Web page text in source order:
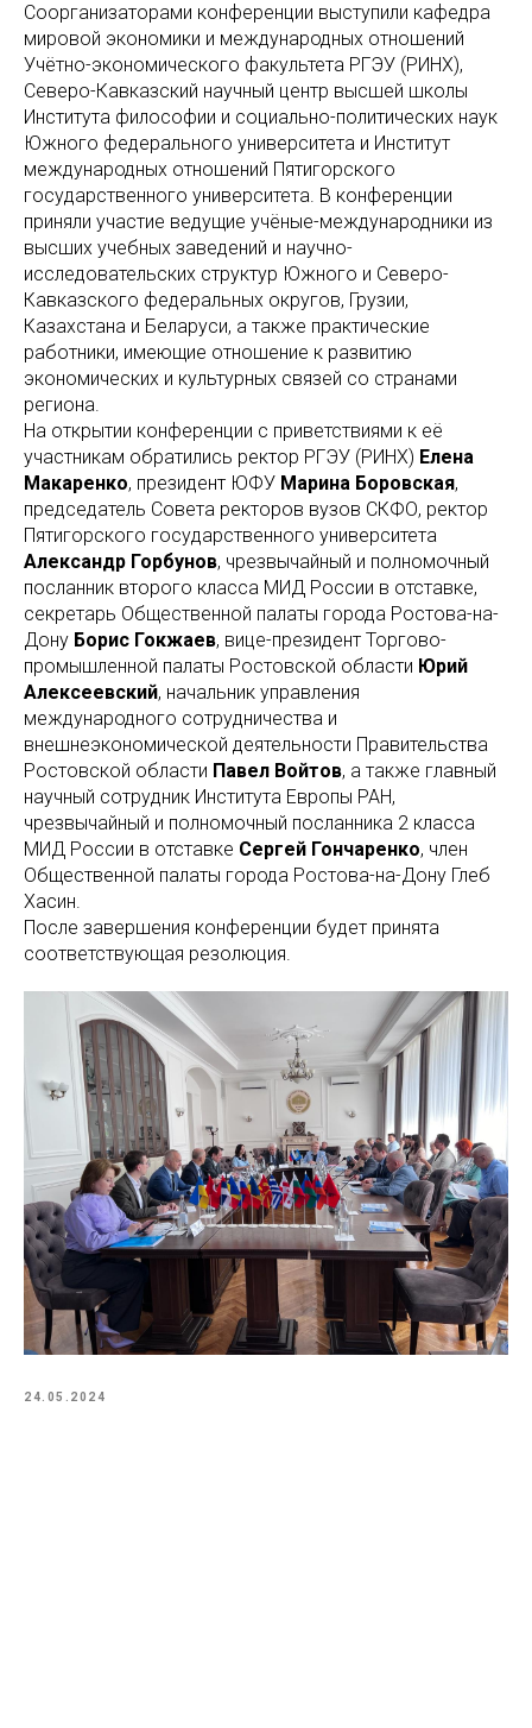
Соорганизаторами конференции выступили кафедра
мировой экономики и международных отношений
Учётно-экономического факультета РГЭУ (РИНХ),
Северо-Кавказский научный центр высшей школы
Института философии и социально-политических наук
Южного федерального университета и Институт
международных отношений Пятигорского
государственного университета. В конференции
приняли участие ведущие учёные-международники из
высших учебных заведений и научно-
исследовательских структур Южного и Северо-
Кавказского федеральных округов, Грузии,
Казахстана и Беларуси, а также практические
работники, имеющие отношение к развитию
экономических и культурных связей со странами
региона.
На открытии конференции с приветствиями к её
участникам обратились ректор РГЭУ (РИНХ) Елена
Макаренко, президент ЮФУ Марина Боровская,
председатель Совета ректоров вузов СКФО, ректор
Пятигорского государственного университета
Александр Горбунов, чрезвычайный и полномочный
посланник второго класса МИД России в отставке,
секретарь Общественной палаты города Ростова-на-
Дону Борис Гокжаев, вице-президент Торгово-
промышленной палаты Ростовской области Юрий
Алексеевский, начальник управления
международного сотрудничества и
внешнеэкономической деятельности Правительства
Ростовской области Павел Войтов, а также главный
научный сотрудник Института Европы РАН,
чрезвычайный и полномочный посланника 2 класса
МИД России в отставке Сергей Гончаренко, член
Общественной палаты города Ростова-на-Дону Глеб
Хасин.
После завершения конференции будет принята
соответствующая резолюция.
24.05.2024